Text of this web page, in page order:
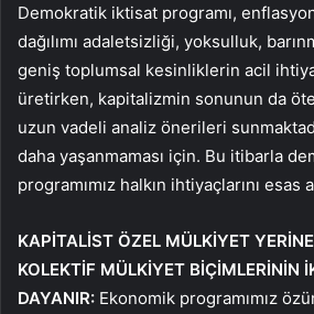
Demokratik iktisat programı,
dağılımı adaletsizliği, yoksulluk,
geniş toplumsal kesinliklerin acil
üretirken, kapitalizmin sonunun da
uzun vadeli analiz önerileri
daha yaşanmaması için. Bu itibarla
programımız halkın ihtiyaçlarını esas
KAPİTALİST ÖZEL MÜLKİYET
KOLEKTİF MÜLKİYET BİÇİMLERİNİN
DAYANIR: Ekonomik programımız